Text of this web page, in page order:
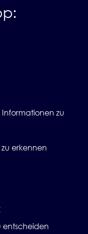
zu
erkennen
entscheiden